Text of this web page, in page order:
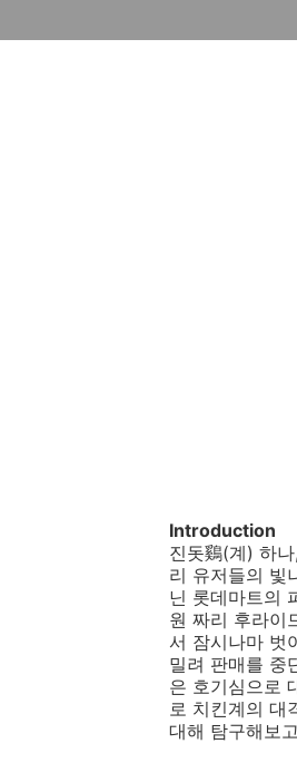
Introduction
진돗鷄(계) 하
리 유저들의 빛
닌 롯데마트의
원 짜리 후라이
서 잠시나마 벗
밀려 판매를 중
은 호기심으로
로 치킨계의 대
대해 탐구해보